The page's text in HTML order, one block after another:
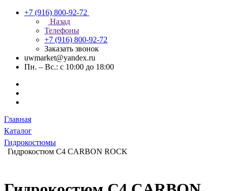
+7 (916) 800-92-72
Назад
Телефоны
+7 (916) 800-92-72
Заказать звонок
uwmarket@yandex.ru
Пн. – Вс.: с 10:00 до 18:00
Главная
Каталог
Гидрокостюмы
Гидрокостюм C4 CARBON ROCK